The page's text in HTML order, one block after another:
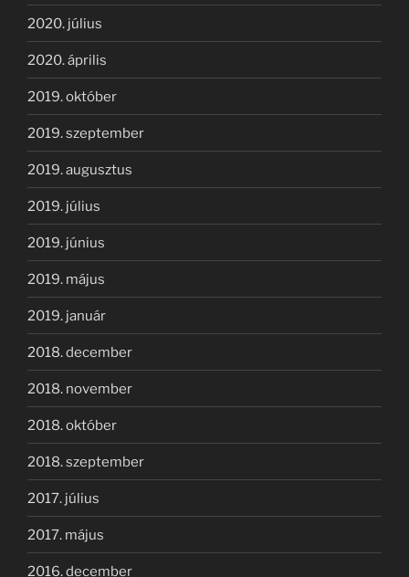
2020. július
2020. április
2019. október
2019. szeptember
2019. augusztus
2019. július
2019. június
2019. május
2019. január
2018. december
2018. november
2018. október
2018. szeptember
2017. július
2017. május
2016. december